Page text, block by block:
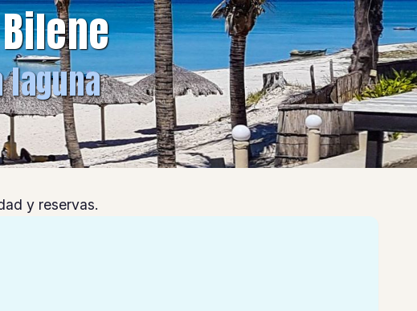
laguna
y reservas.